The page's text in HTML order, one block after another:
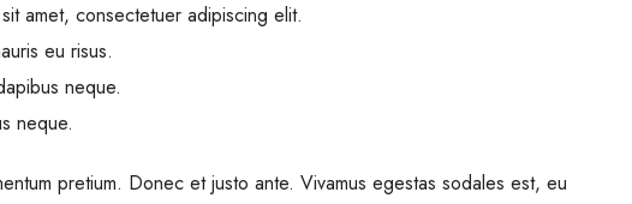
amet, consectetuer adipiscing elit.
eu risus.
neque.
neque.
pretium. Donec et justo ante. Vivamus egestas sodales est, eu